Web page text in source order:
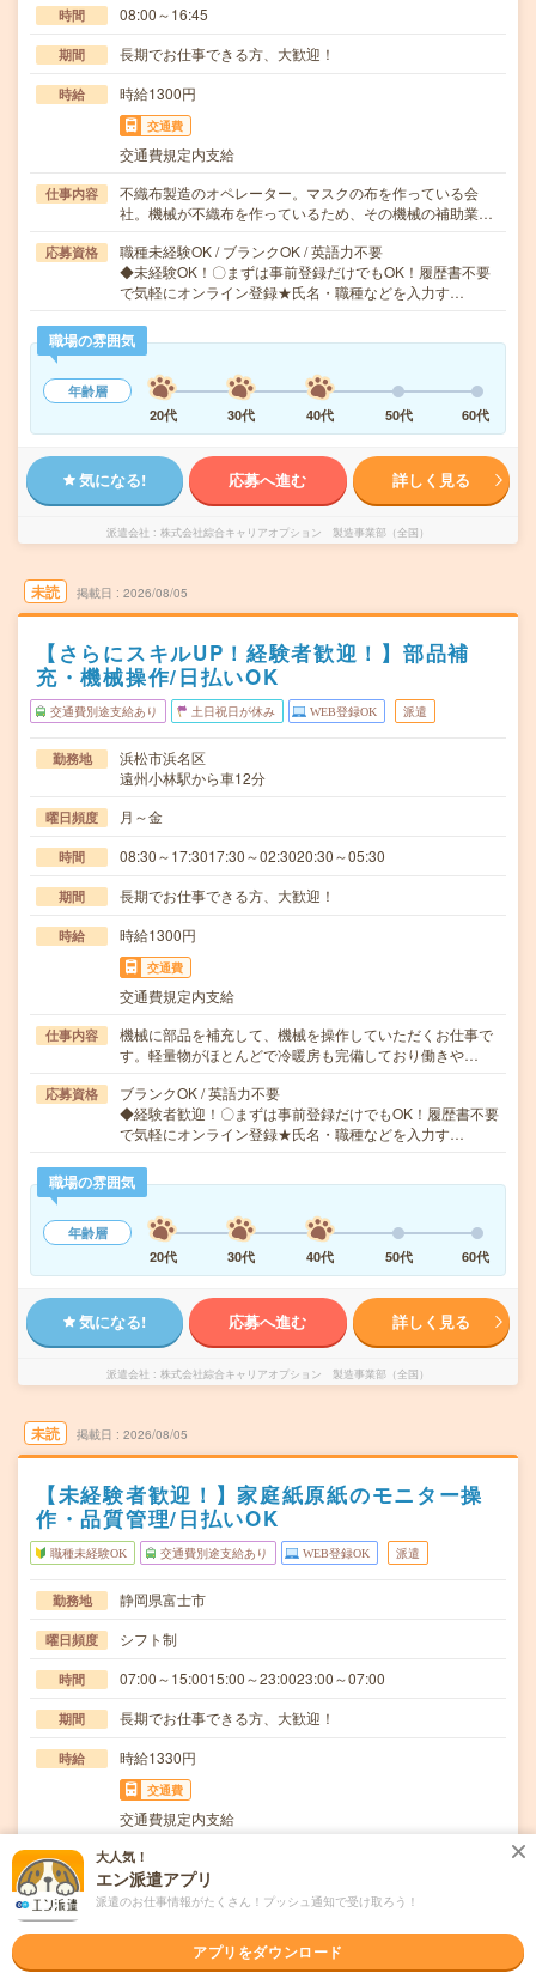
時間 08:00～16:45
期間 長期でお仕事できる方、大歓迎！
時給 時給1300円
交通費
交通費規定内支給
仕事内容
不織布製造のオペレーター。マスクの布を作っている会
社。機械が不織布を作っているため、その機械の補助業…
応募資格
職種未経験OK / ブランクOK / 英語力不要
◆未経験OK！〇まずは事前登録だけでもOK！履歴書不要
で気軽にオンライン登録★氏名・職種などを入力す…
職場の雰囲気
年齢層
20代
30代 40代 50代 60代
気になる! 応募へ進む 詳しく見る
派遣会社 株式会社綜合キャリアオプション 製造事業部（全国）
未読 掲載日 2026/08/05
【さらにスキルUP！経験者歓迎！】部品補
充・機械操作/日払いOK
交通費別途支給あり 土日祝日が休み WEB登録OK 派遣
勤務地
浜松市浜名区
遠州小林駅から車12分
曜日頻度 月～金
時間 08:30～17:3017:30～02:3020:30～05:30
期間 長期でお仕事できる方、大歓迎！
時給 時給1300円
交通費
交通費規定内支給
仕事内容
機械に部品を補充して、機械を操作していただくお仕事で
す。軽量物がほとんどで冷暖房も完備しており働きや…
応募資格
ブランクOK / 英語力不要
◆経験者歓迎！〇まずは事前登録だけでもOK！履歴書不要
で気軽にオンライン登録★氏名・職種などを入力す…
職場の雰囲気
年齢層
20代
30代 40代 50代 60代
気になる! 応募へ進む 詳しく見る
派遣会社 株式会社綜合キャリアオプション 製造事業部（全国）
未読 掲載日 2026/08/05
【未経験者歓迎！】家庭紙原紙のモニター操
作・品質管理/日払いOK
職種未経験OK 交通費別途支給あり WEB登録OK 派遣
勤務地 静岡県富士市
曜日頻度 シフト制
時間 07:00～15:0015:00～23:0023:00～07:00
期間 長期でお仕事できる方、大歓迎！
時給 時給1330円
交通費
交通費規定内支給
仕事内容
家庭紙原紙機械操作(モニター操作管理・原紙品質管理)
【取扱製品情報】家庭紙≪待遇・福利厚生≫・日払い…
応募資格
職種未経験OK / ブランクOK / 英語力不要
◆未経験OK！〇まずは事前登録だけでもOK！履歴書不要
で気軽にオンライン登録★氏名・職種などを入力す…
大人気！
エン派遣アプリ
派遣のお仕事情報がたくさん！プッシュ通知で受け取ろう！
アプリをダウンロード